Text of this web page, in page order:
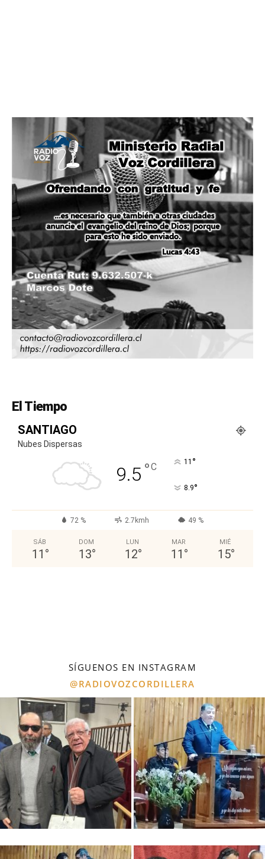
El Tiempo
SANTIAGO
Nubes Dispersas
9.5 °C 11 °
8.9°
72 % 2.7kmh 49 %
SÁB
11 °
DOM
13°
LUN
12°
MAR
11 °
MIÉ
15°
SÍGUENOS EN INSTAGRAM
@RADIOVOZCORDILLERA